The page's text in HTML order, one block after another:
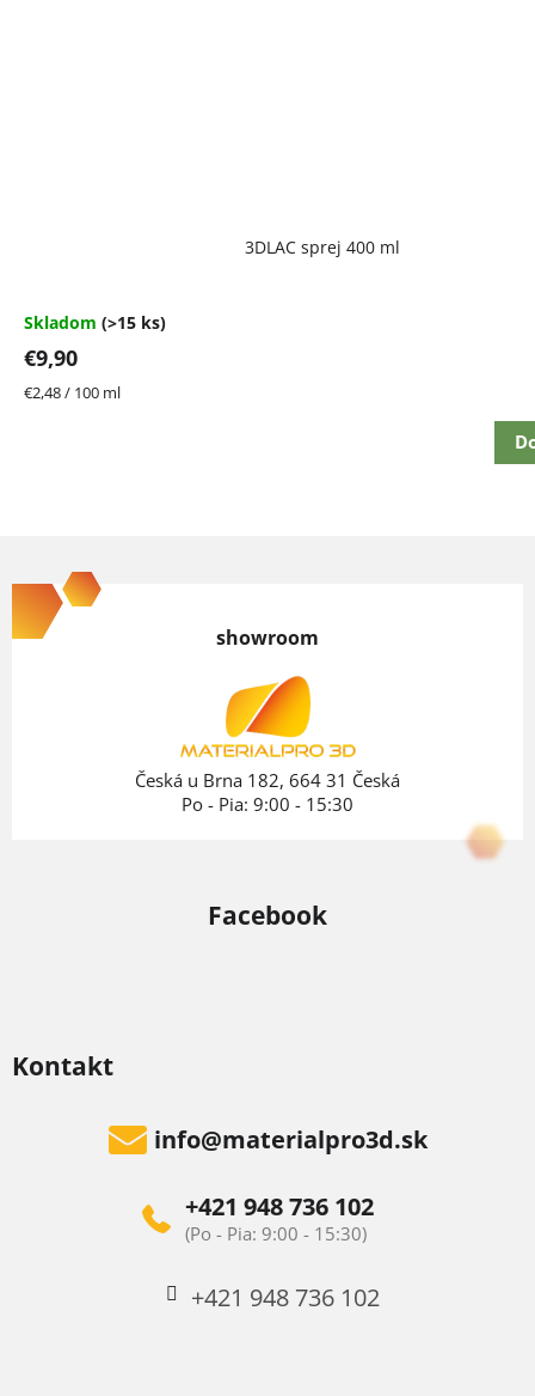
3DLAC sprej 400 ml
4,7
5
hviezdičiek.
Skladom (>15 ks)
€9,90
Jednotková
€2,48 / 100 ml
á
p
Kontakt
info@materialpro3d.sk
+421 948 736 102
+421 948 736 102
showroom
Česká u Brna 182, 664 31 Česká
Po - Pia: 9:00 - 15:30
Facebook